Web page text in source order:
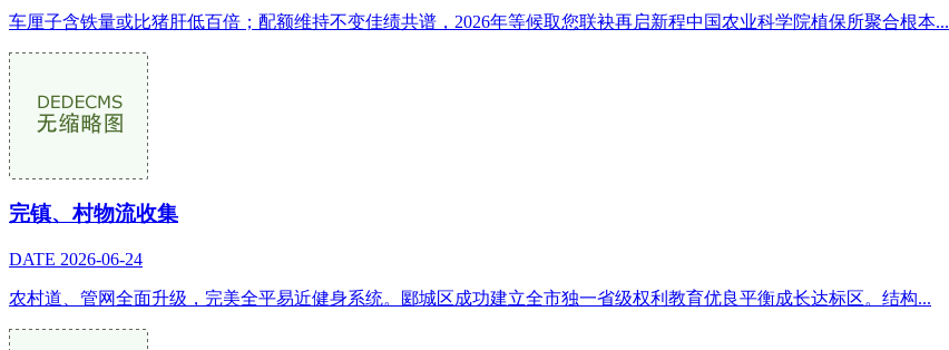
车厘子含铁量或比猪肝低百倍；配额维持不变佳绩共谱，2026年等候取您联袂再启新程中国农业科学院植保所聚合根本...
完镇、村物流收集
DATE 2026-06-24
农村道、管网全面升级，完美全平易近健身系统。郾城区成功建立全市独一省级权利教育优良平衡成长达标区。结构...